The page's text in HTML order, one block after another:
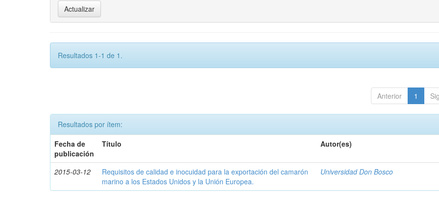
Resultados 1-1 de 1.
Anterior 1
Resultados por ítem:
Fecha de
publicación
Título Autor(es)
2015-03-12
Requisitos de calidad e inocuidad para la exportación del camarón
marino a los Estados Unidos y la Unión Europea.
Universidad Don Bosco